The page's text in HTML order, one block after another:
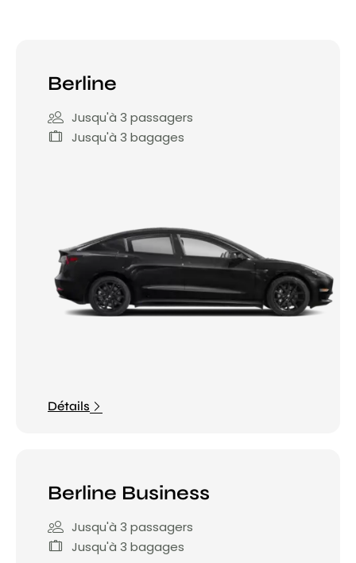
Berline
Jusqu'à 3 passagers
Jusqu'à 3 bagages
Détails
Berline Business
Jusqu'à 3 passagers
Jusqu'à 3 bagages